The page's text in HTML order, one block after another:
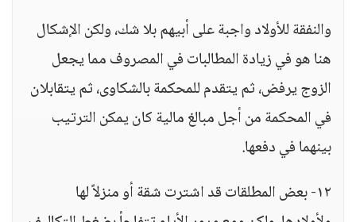
والنفقة للأولاد واجبة على أبيهم بلا شك، ولكن الإشكال
هنا هو في زيادة المطالبات في المصروف مما يجعل
الزوج يرفض، ثم يتقدم للمحكمة بالشكاوى، ثم يتقابلان
في المحكمة من أجل مبالغ مالية كان يمكن الترتيب
بينهما في دفعها.
١٢- بعض المطلقات قد اشترت شقة أو منزلاً لها